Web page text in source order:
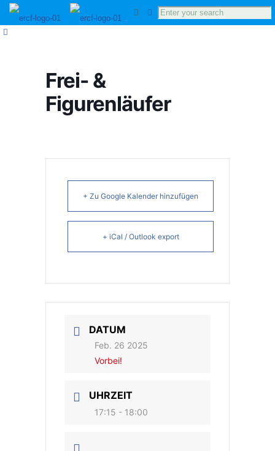
Frei- &
Figurenläufer
+ Zu Google Kalender hinzufügen
+ iCal / Outlook export
DATUM
Feb. 26 2025
Vorbei!
UHRZEIT
17:15 - 18:00